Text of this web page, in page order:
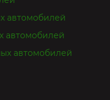
автомобилей
автомобилей
автомобилей